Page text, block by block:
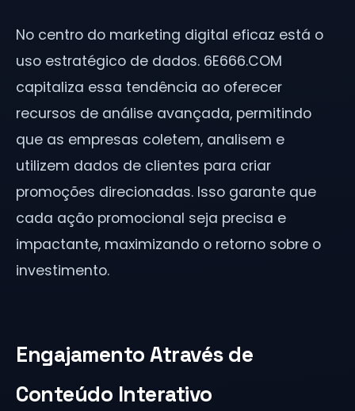
No centro do marketing digital eficaz está o
uso estratégico de dados. 6E666.COM
capitaliza essa tendência ao oferecer
recursos de análise avançada, permitindo
que as empresas coletem, analisem e
utilizem dados de clientes para criar
promoções direcionadas. Isso garante que
cada ação promocional seja precisa e
impactante, maximizando o retorno sobre o
investimento.
Engajamento Através de
Conteúdo Interativo